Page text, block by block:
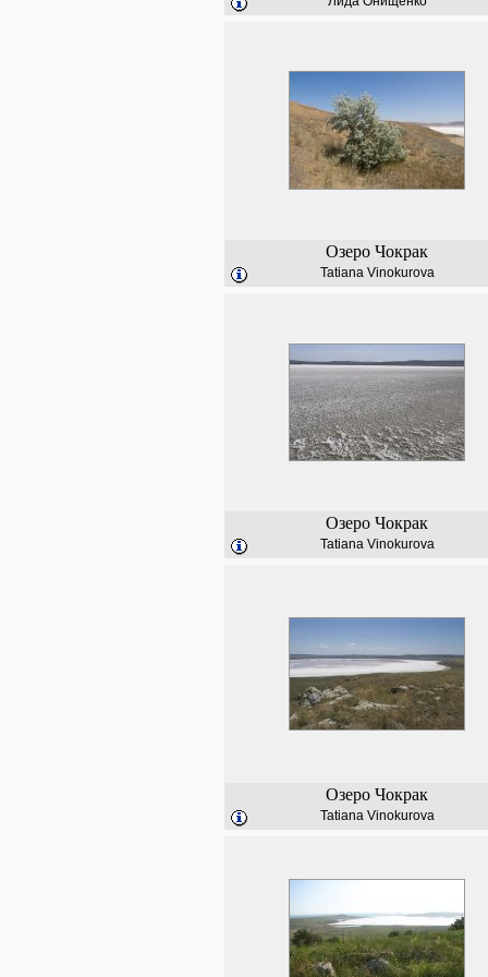
Озеро Чокрак
Tatiana Vinokurova
Озеро Чокрак
Tatiana Vinokurova
Озеро Чокрак
Tatiana Vinokurova